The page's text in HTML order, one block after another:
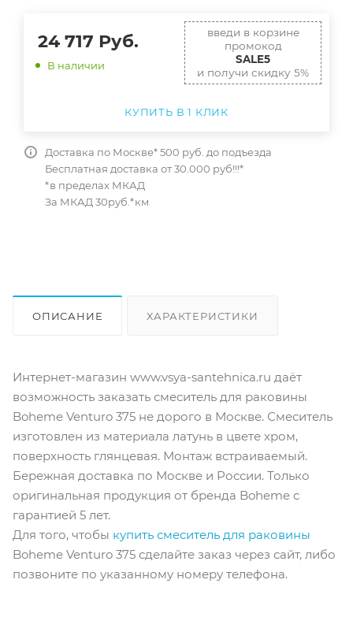
24 717 Руб.
В наличии
введи в корзине
промокод
SALE5
и получи скидку 5%
КУПИТЬ В 1 КЛИК
Доставка по Москве* 500 руб. до подъезда
Бесплатная доставка от 30.000 руб!!!*
*в пределах МКАД
За МКАД 30руб.*км
ОПИСАНИЕ ХАРАКТЕРИСТИКИ
Интернет-магазин www.vsya-santehnica.ru даёт
возможность заказать смеситель для раковины
Boheme Venturo 375 не дорого в Москве. Смеситель
изготовлен из материала латунь в цвете хром,
поверхность глянцевая. Монтаж встраиваемый.
Бережная доставка по Москве и России. Только
оригинальная продукция от бренда Boheme с
гарантией 5 лет.
Для того, чтобы купить смеситель для раковины
Boheme Venturo 375 сделайте заказ через сайт, либо
позвоните по указанному номеру телефона.